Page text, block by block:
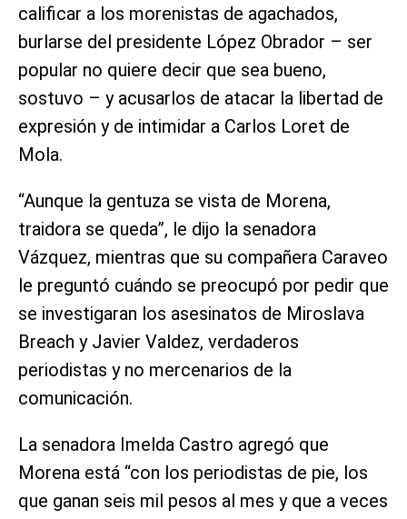
calificar a los morenistas de agachados,
burlarse del presidente López Obrador – ser
popular no quiere decir que sea bueno,
sostuvo – y acusarlos de atacar la libertad de
expresión y de intimidar a Carlos Loret de
Mola.
“Aunque la gentuza se vista de Morena,
traidora se queda”, le dijo la senadora
Vázquez, mientras que su compañera Caraveo
le preguntó cuándo se preocupó por pedir que
se investigaran los asesinatos de Miroslava
Breach y Javier Valdez, verdaderos
periodistas y no mercenarios de la
comunicación.
La senadora Imelda Castro agregó que
Morena está “con los periodistas de pie, los
que ganan seis mil pesos al mes y que a veces